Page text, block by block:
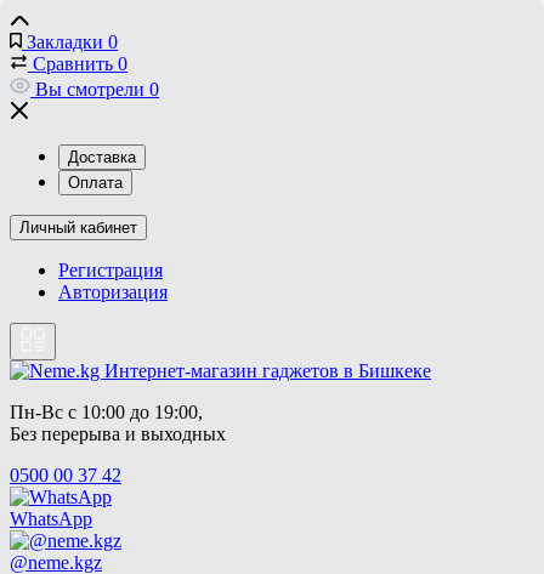
Закладки 0
Сравнить 0
Вы смотрели 0
Доставка
Оплата
Личный кабинет
Регистрация
Авторизация
Пн-Вс с 10:00 до 19:00,
Без перерыва и выходных
0500 00 37 42
WhatsApp
@neme.kgz